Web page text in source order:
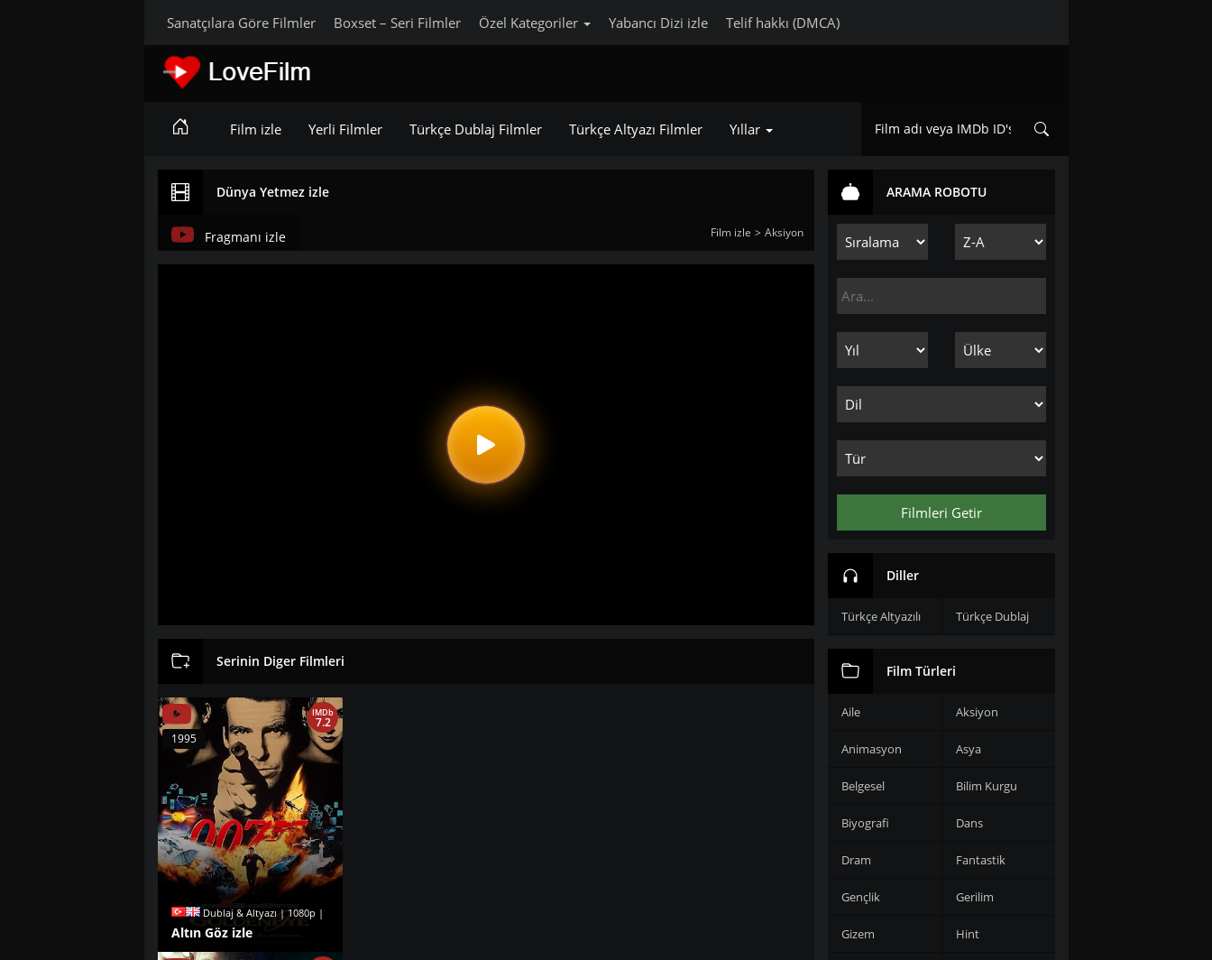
Sanatçılara Göre Filmler Boxset – Seri Filmler Özel Kategoriler Yabancı Dizi izle Telif hakkı (DMCA)
Film izle Yerli Filmler Türkçe Dublaj Filmler Türkçe Altyazı Filmler Yıllar
Dünya Yetmez izle
Film izle Aksiyon
Fragmanı izle
Serinin Diger Filmleri
Dublaj & Altyazı | 1080p |
Altın Göz izle
IMDb
7.2
1995
ARAMA ROBOTU
Filmleri Getir
Diller
Türkçe Altyazılı Türkçe Dublaj
Film Türleri
Aile Aksiyon
Animasyon Asya
Belgesel Bilim Kurgu
Biyografi Dans
Dram Fantastik
Gençlik Gerilim
Gizem Hint